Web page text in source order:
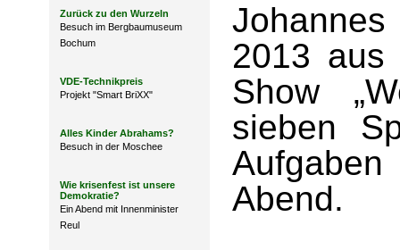
Zurück zu den Wurzeln
Besuch im Bergbaumuseum
Bochum
VDE-Technikpreis
Projekt "Smart BriXX"
Alles Kinder Abrahams?
Besuch in der Moschee
Wie krisenfest ist unsere
Demokratie?
Ein Abend mit Innenminister
Reul
2013 aus
Show
sieben
Abend.